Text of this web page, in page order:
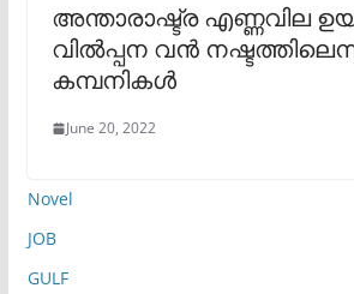
അന്താരാഷ്ട്ര എണ്ണവില
വിൽപ്പന വന്‍
കമ്പനികള്‍
June 20, 2022
Novel
JOB
GULF